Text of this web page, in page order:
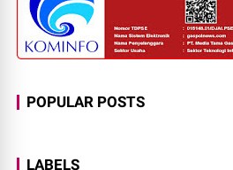
POPULAR POSTS
LABELS